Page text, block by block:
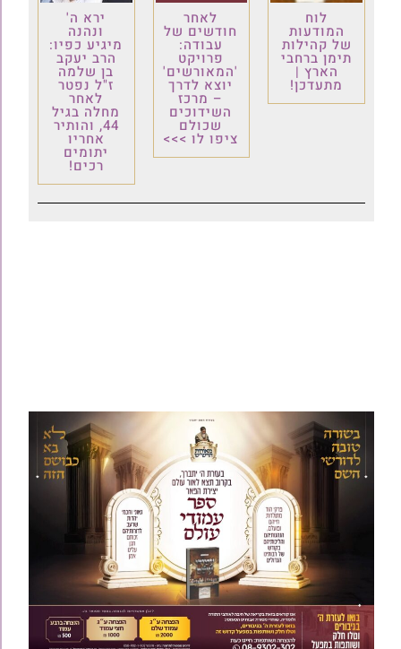
לוח
המודעות
של קהילות
תימן ברחבי
הארץ |
מתעדכן!
לאחר
חודשים של
עבודה:
פרויקט
'המאורשים'
יוצא לדרך
– מרכז
השידוכים
שכולם
ציפו לו >>>
ירא ה'
ונהנה
מיגיע כפיו:
הרב יעקב
בן שלמה
ז"ל נפטר
לאחר
מחלה בגיל
44, והותיר
אחריו
יתומים
רכים!